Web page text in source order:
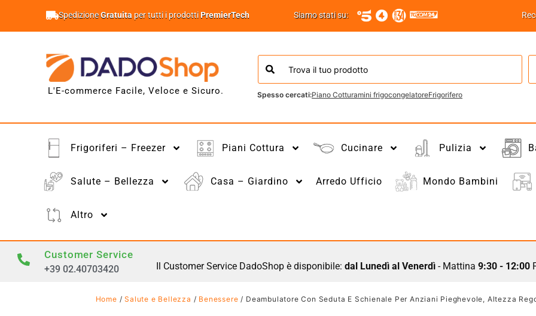
SpedizioneGratuita per tutti i prodottiPremierTech Siamo stati su:
L'E-commerce Facile, Veloce e Sicuro. Spesso cercati:Piano Cotturamini frigocongelatoreFrigorifero
Frigoriferi – Freezer Piani Cottura Cucinare Pulizia
Salute – Bellezza Casa – Giardino Arredo Ufficio Mondo Bambini
Altro
Customer Service
+39 02.40703420 Il Customer Service DadoShop è disponibile: dal Lunedì al Venerdì- Mattina 9:30 - 12:00
Home /Salute e Bellezza / Benessere / Deambulatore Con Seduta E Schienale Per Anziani Pieghevole, Altezza